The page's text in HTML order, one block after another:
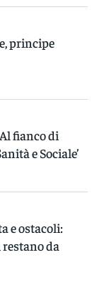
principe
fianco di
e Sociale’
e ostacoli:
da